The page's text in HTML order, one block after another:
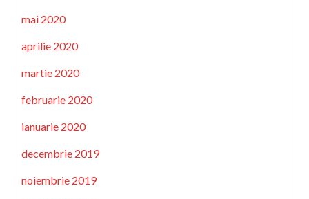
mai 2020
aprilie 2020
martie 2020
februarie 2020
ianuarie 2020
decembrie 2019
noiembrie 2019